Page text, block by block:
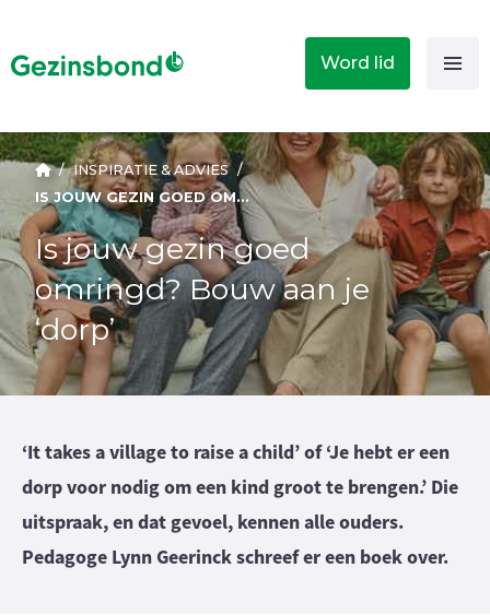
Word lid
/ INSPIRATIE & ADVIES /
IS JOUW GEZIN GOED OMRINGD? BOUW AAN JE ‘DORP’
Is jouw gezin goed
omringd? Bouw aan je
‘dorp’
‘It takes a village to raise a child’ of ‘Je hebt er een
dorp voor nodig om een kind groot te brengen.’ Die
uitspraak, en dat gevoel, kennen alle ouders.
Pedagoge Lynn Geerinck schreef er een boek over.